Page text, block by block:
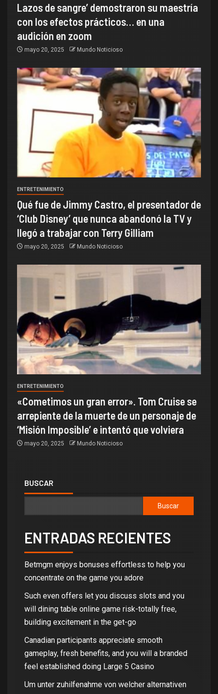
Lazos de sangre’ demostraron su maestría
con los efectos prácticos… en una
audición en zoom
mayo 20, 2025 Mundo Noticioso
ENTRETENIMIENTO
Qué fue de Jimmy Castro, el presentador de
‘Club Disney’ que nunca abandonó la TV y
llegó a trabajar con Terry Gilliam
mayo 20, 2025 Mundo Noticioso
ENTRETENIMIENTO
«Cometimos un gran error». Tom Cruise se
arrepiente de la muerte de un personaje de
‘Misión Imposible’ e intentó que volviera
mayo 20, 2025 Mundo Noticioso
BUSCAR
Buscar
ENTRADAS RECIENTES
Betmgm enjoys bonuses effortless to help you
concentrate on the game you adore
Such even offers let you discuss slots and you
will dining table online game risk-totally free,
building excitement in the get-go
Canadian participants appreciate smooth
gameplay, fresh benefits, and you will a branded
feel established doing Large 5 Casino
Um unter zuhilfenahme von welcher alternativen